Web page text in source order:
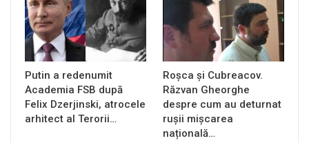
Putin a redenumit
Academia FSB după
Felix Dzerjinski, atrocele
arhitect al Terorii…
Roșca și Cubreacov.
Răzvan Gheorghe
despre cum au deturnat
rușii mișcarea
națională…